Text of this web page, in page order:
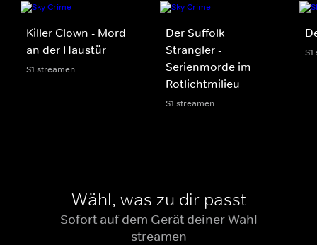
Killer Clown - Mord
an der Haustür
S1 streamen
Der Suffolk
Strangler -
Serienmorde im
Rotlichtmilieu
S1 streamen
Wähl, was zu dir passt
Sofort auf dem Gerät deiner Wahl
streamen